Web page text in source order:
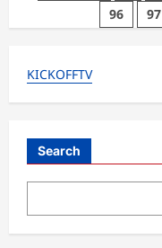
Prasetyo
vs
Akhir
pagination
96 97
KICKOFFTV
Search